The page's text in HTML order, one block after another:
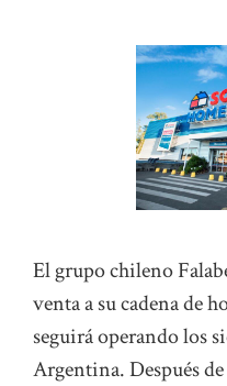
El grupo chileno
venta a su cadena de
seguirá operando los
Argentina. Después